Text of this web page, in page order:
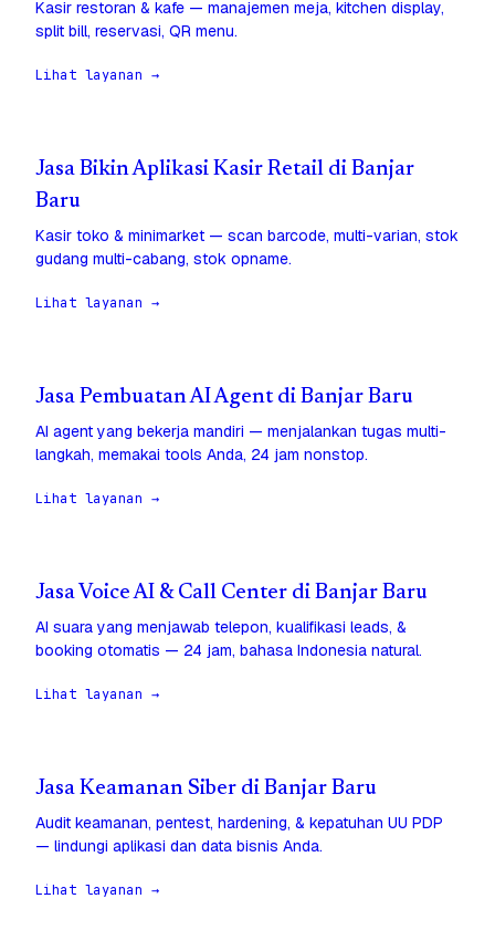
Kasir restoran & kafe — manajemen meja, kitchen display,
split bill, reservasi, QR menu.
Lihat layanan →
Jasa Bikin Aplikasi Kasir Retail di Banjar
Baru
Kasir toko & minimarket — scan barcode, multi-varian, stok
gudang multi-cabang, stok opname.
Lihat layanan →
Jasa Pembuatan AI Agent di Banjar Baru
AI agent yang bekerja mandiri — menjalankan tugas multi-
langkah, memakai tools Anda, 24 jam nonstop.
Lihat layanan →
Jasa Voice AI & Call Center di Banjar Baru
AI suara yang menjawab telepon, kualifikasi leads, &
booking otomatis — 24 jam, bahasa Indonesia natural.
Lihat layanan →
Jasa Keamanan Siber di Banjar Baru
Audit keamanan, pentest, hardening, & kepatuhan UU PDP
— lindungi aplikasi dan data bisnis Anda.
Lihat layanan →